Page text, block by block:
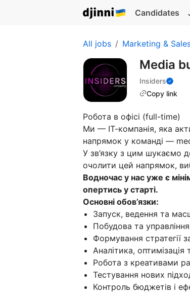
Candidates
All jobs Marketing &
Media
Insiders
Copy link
Робота в офісі (full-time)
Ми — ІТ-компанія, яка
напрямок у команді —
У зв’язку з цим шукаємо
очолити цей напрямок,
Водночас у нас уже є
опертись у старті.
Основні обов’язки:
Запуск, ведення та
Побудова та
Формування стратегії
Аналітика,
Робота з креативами
Тестування нових
Контроль бюджетів і